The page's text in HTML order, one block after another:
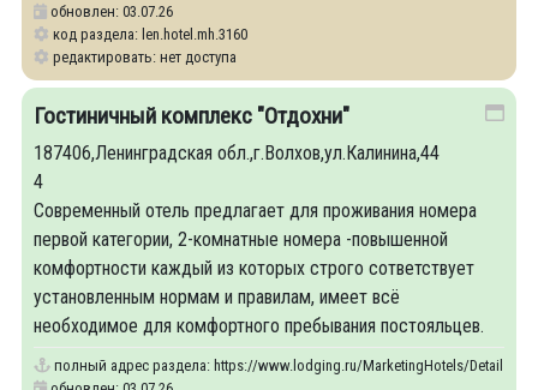
обновлен: 03.07.26
код раздела: len.hotel.mh.3160
редактировать: нет доступа
Гостиничный комплекс "Отдохни"
187406,Ленинградская обл.,г.Волхов,ул.Калинина,44
4
Современный отель предлагает для проживания номера
первой категории, 2-комнатные номера -повышенной
комфортности каждый из которых строго сответствует
установленным нормам и правилам, имеет всё
необходимое для комфортного пребывания постояльцев.
полный адрес раздела: https://www.lodging.ru/MarketingHotels/Details/